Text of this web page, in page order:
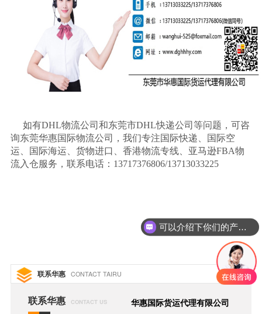
如有DHL物流公司和东莞市DHL快递公司等问题，可咨
询东莞华惠国际物流公司，我们专注国际快递、国际空
运、国际海运、货物进口、香港物流专线、亚马逊FBA物
流入仓服务，联系电话：13717376806/13713033225
联系华惠 CONTACT TAIRU
联系华惠 CONTACT US 华惠国际货运代理有限公司
可以介绍下你们的产品么